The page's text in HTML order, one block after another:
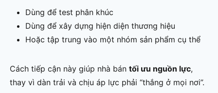
Dùng để test phân khúc
Dùng để xây dựng hiện diện thương hiệu
Hoặc tập trung vào một nhóm sản phẩm cụ thể
Cách tiếp cận này giúp nhà bán tối ưu nguồn lực,
thay vì dàn trải và chịu áp lực phải “thắng ở mọi nơi”.